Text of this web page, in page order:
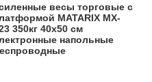
весы торговые с
MATARIX MX-
350кг 40х50 см
напольные